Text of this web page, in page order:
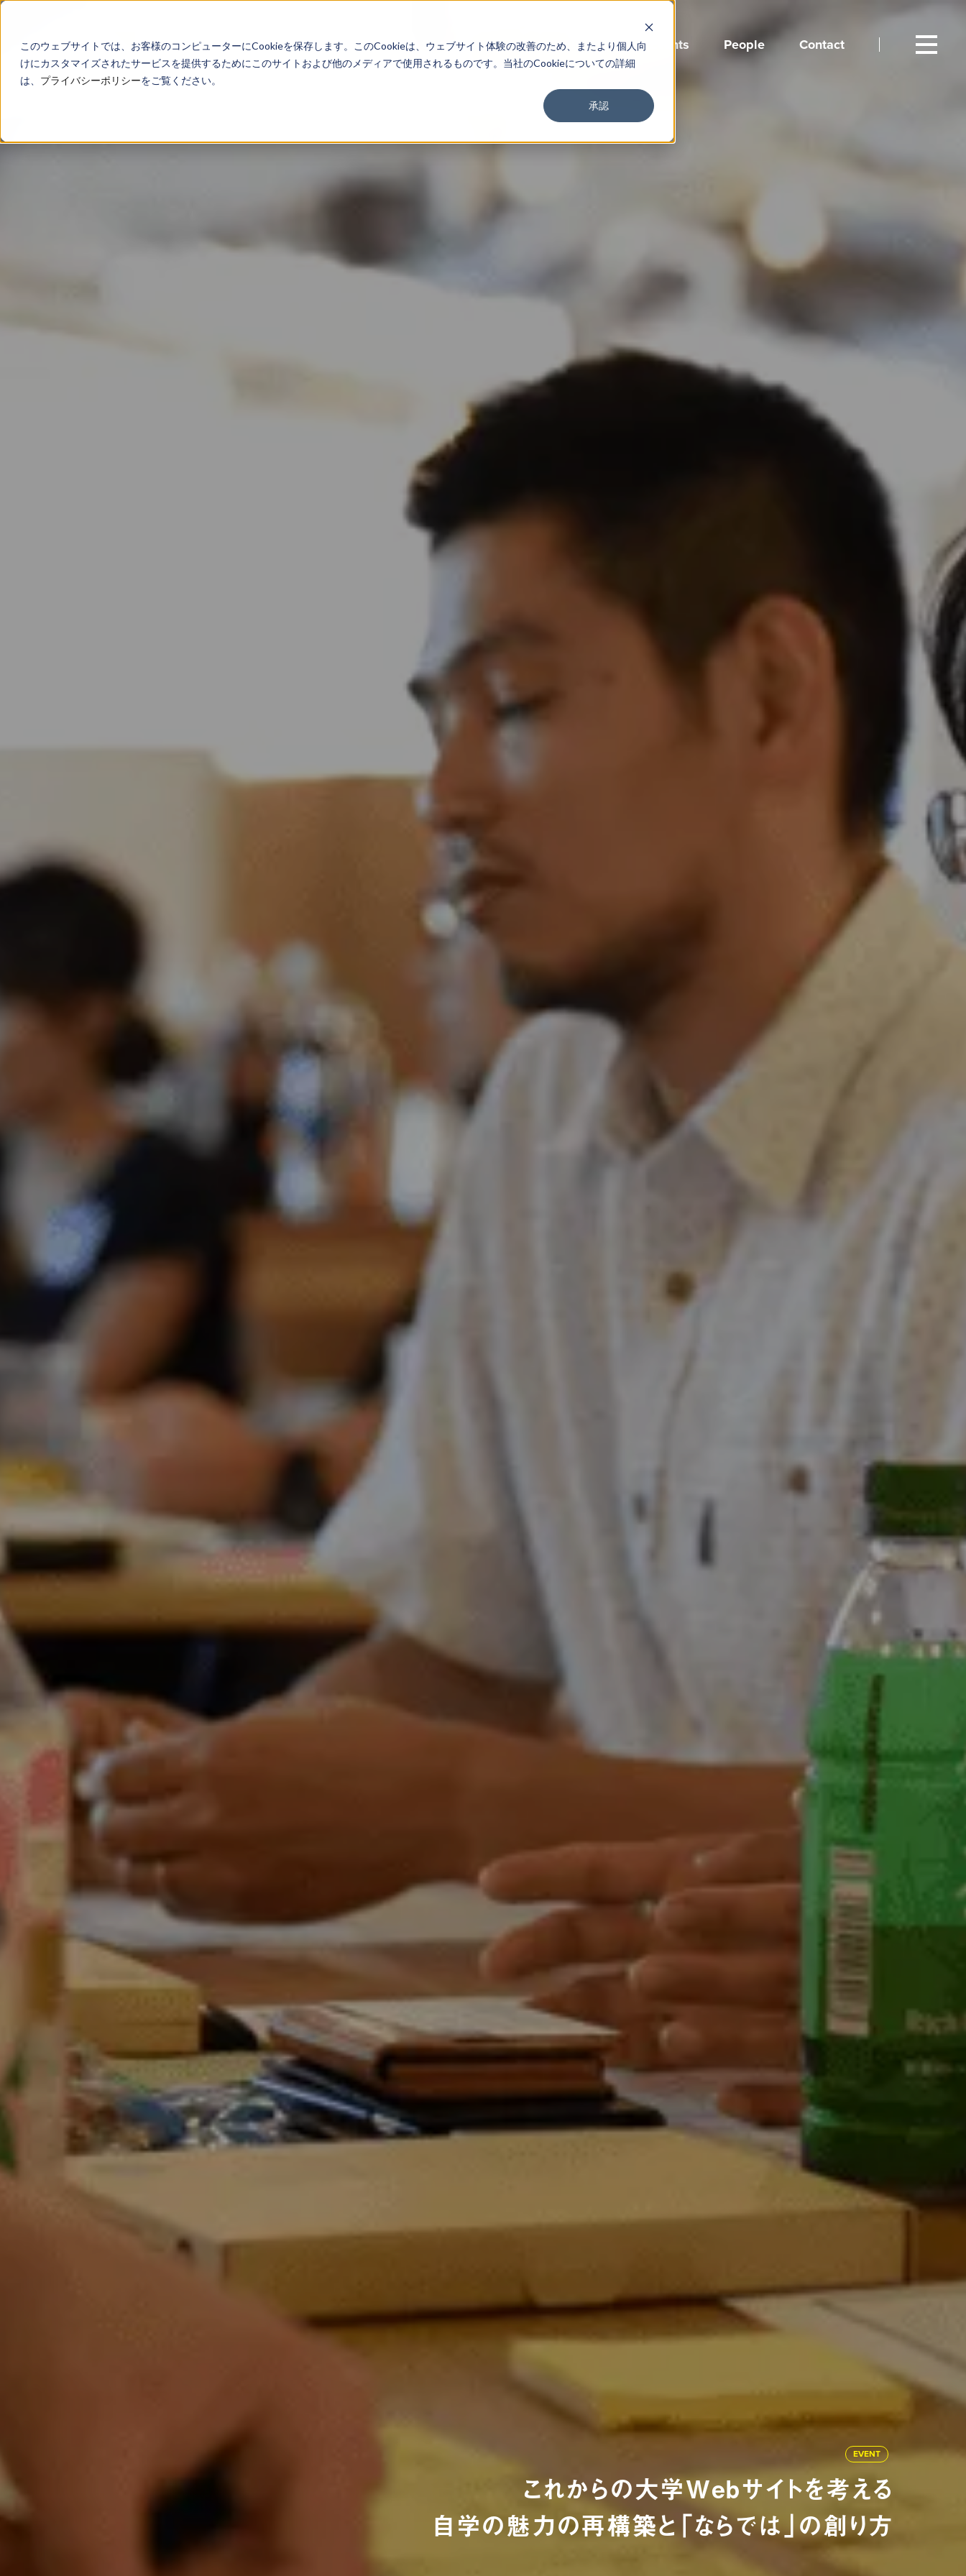
このウェブサイトでは、お客様のコンピューターにCookieを保存します。このCookieは、ウェブサイト体験の改善のため、またより個人向
けにカスタマイズされたサービスを提供するためにこのサイトおよび他のメディアで使用されるものです。当社のCookieについての詳細
は、 プライバシーポリシーをご覧ください。
承認
About Service Work Findings Events People Contact
EVENT
これからの大学Webサイトを考える
自学の魅力の再構築と「ならでは」の創り方